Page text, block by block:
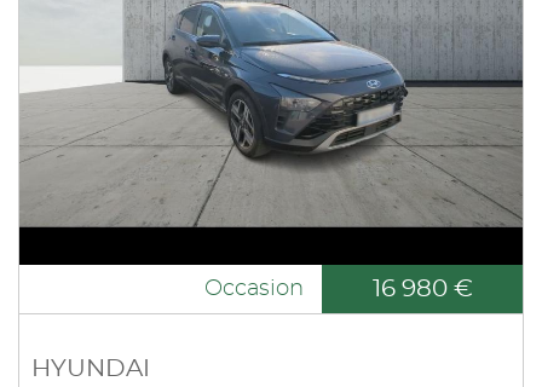
Occasion 16 980 €
HYUNDAI